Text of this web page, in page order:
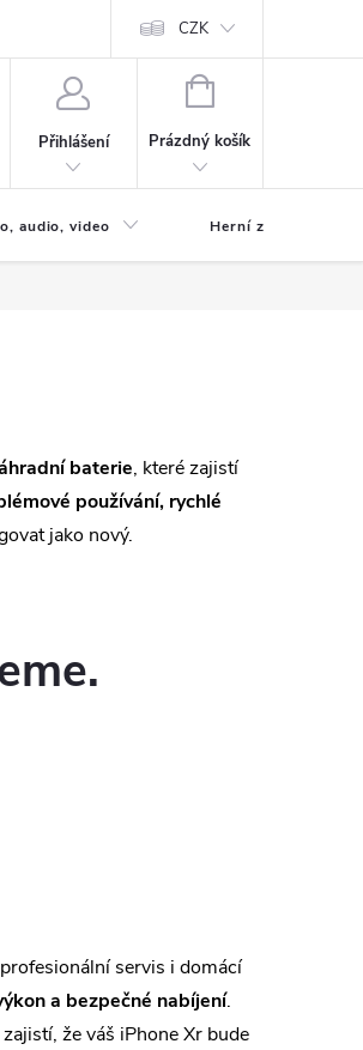
CZK
Přihlášení
NÁKUPNÍ
Prázdný košík
audio, video Herní zóna
baterie, které zajistí
používání, rychlé
jako nový.
servis i domácí
a bezpečné nabíjení.
že váš iPhone Xr bude